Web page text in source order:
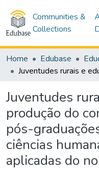
Communities &
Collections
Home Edubase
Juventudes
produção do
pós-
ciências
aplicadas do